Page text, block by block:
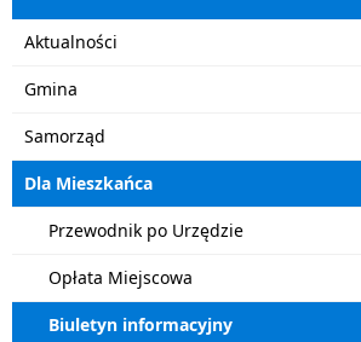
Aktualności
Gmina
Samorząd
Dla Mieszkańca
Przewodnik po Urzędzie
Opłata Miejscowa
Biuletyn informacyjny